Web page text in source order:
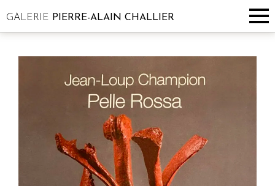
GALERIE PIERRE-ALAIN CHALLIER